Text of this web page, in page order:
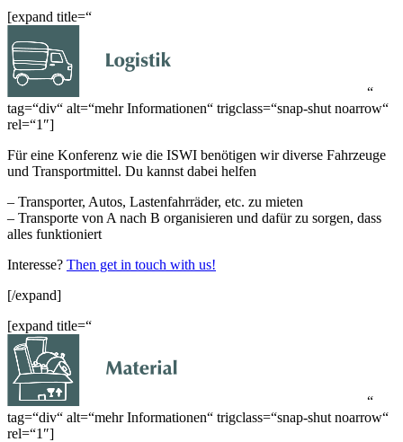
[expand title=“
“
tag=“div“ alt=“mehr Informationen“ trigclass=“snap-shut noarrow“
rel=“1″]
Für eine Konferenz wie die ISWI benötigen wir diverse Fahrzeuge
und Transportmittel. Du kannst dabei helfen
– Transporter, Autos, Lastenfahrräder, etc. zu mieten
– Transporte von A nach B organisieren und dafür zu sorgen, dass
alles funktioniert
Interesse? Then get in touch with us!
[/expand]
[expand title=“
“
tag=“div“ alt=“mehr Informationen“ trigclass=“snap-shut noarrow“
rel=“1″]